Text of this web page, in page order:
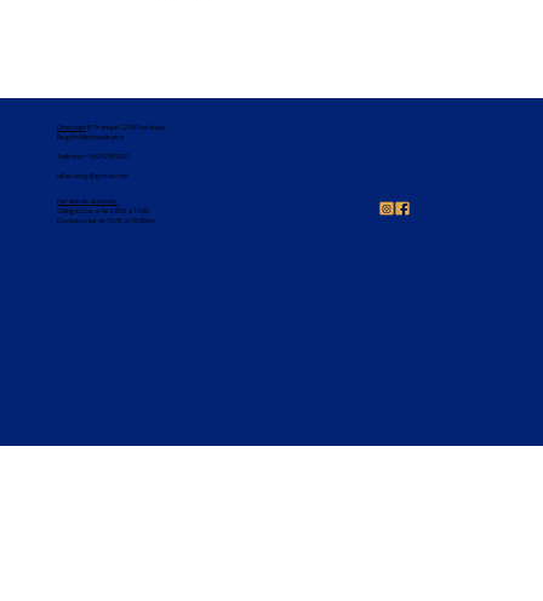
Dirección: El Tranque 1274, Pudahuel,
Región Metropolitana
Teléfono:+569 62837921
villasanig@gmail.com
Horario de atención
Colegio: Lun a Vie 08:00 a 16:00
Docentes: Jue de 15:30 a 16:30hrs